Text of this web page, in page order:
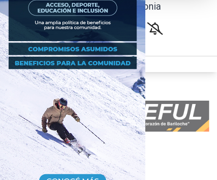
Noticias de la Patagonia